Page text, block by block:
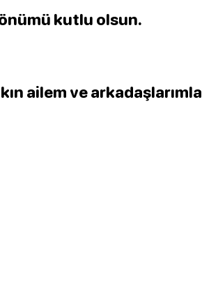
kutlu olsun.
ailem ve arkadaşlarımla